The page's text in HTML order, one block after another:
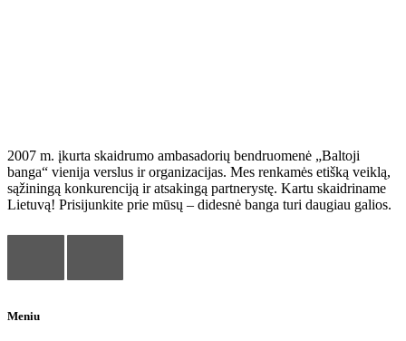
2007 m. įkurta skaidrumo ambasadorių bendruomenė „Baltoji
banga“ vienija verslus ir organizacijas. Mes renkamės etišką veiklą,
sąžiningą konkurenciją ir atsakingą partnerystę. Kartu skaidriname
Lietuvą! Prisijunkite prie mūsų – didesnė banga turi daugiau galios.
Meniu